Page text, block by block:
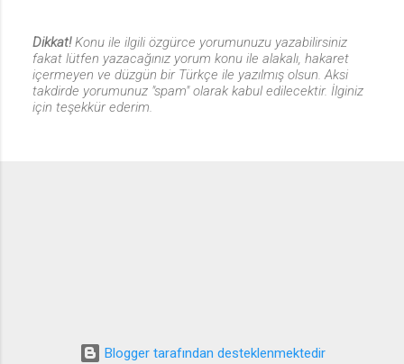
Y
o
r
u
Dikkat!Konu ile ilgili özgürce yorumunuzu yazabilirsiniz
fakat lütfen yazacağınız yorum konu ile alakalı, hakaret
içermeyen ve düzgün bir Türkçe ile yazılmış olsun. Aksi
takdirde yorumunuz "spam" olarak kabul edilecektir. İlginiz
için teşekkür ederim.
Blogger tarafından desteklenmektedir